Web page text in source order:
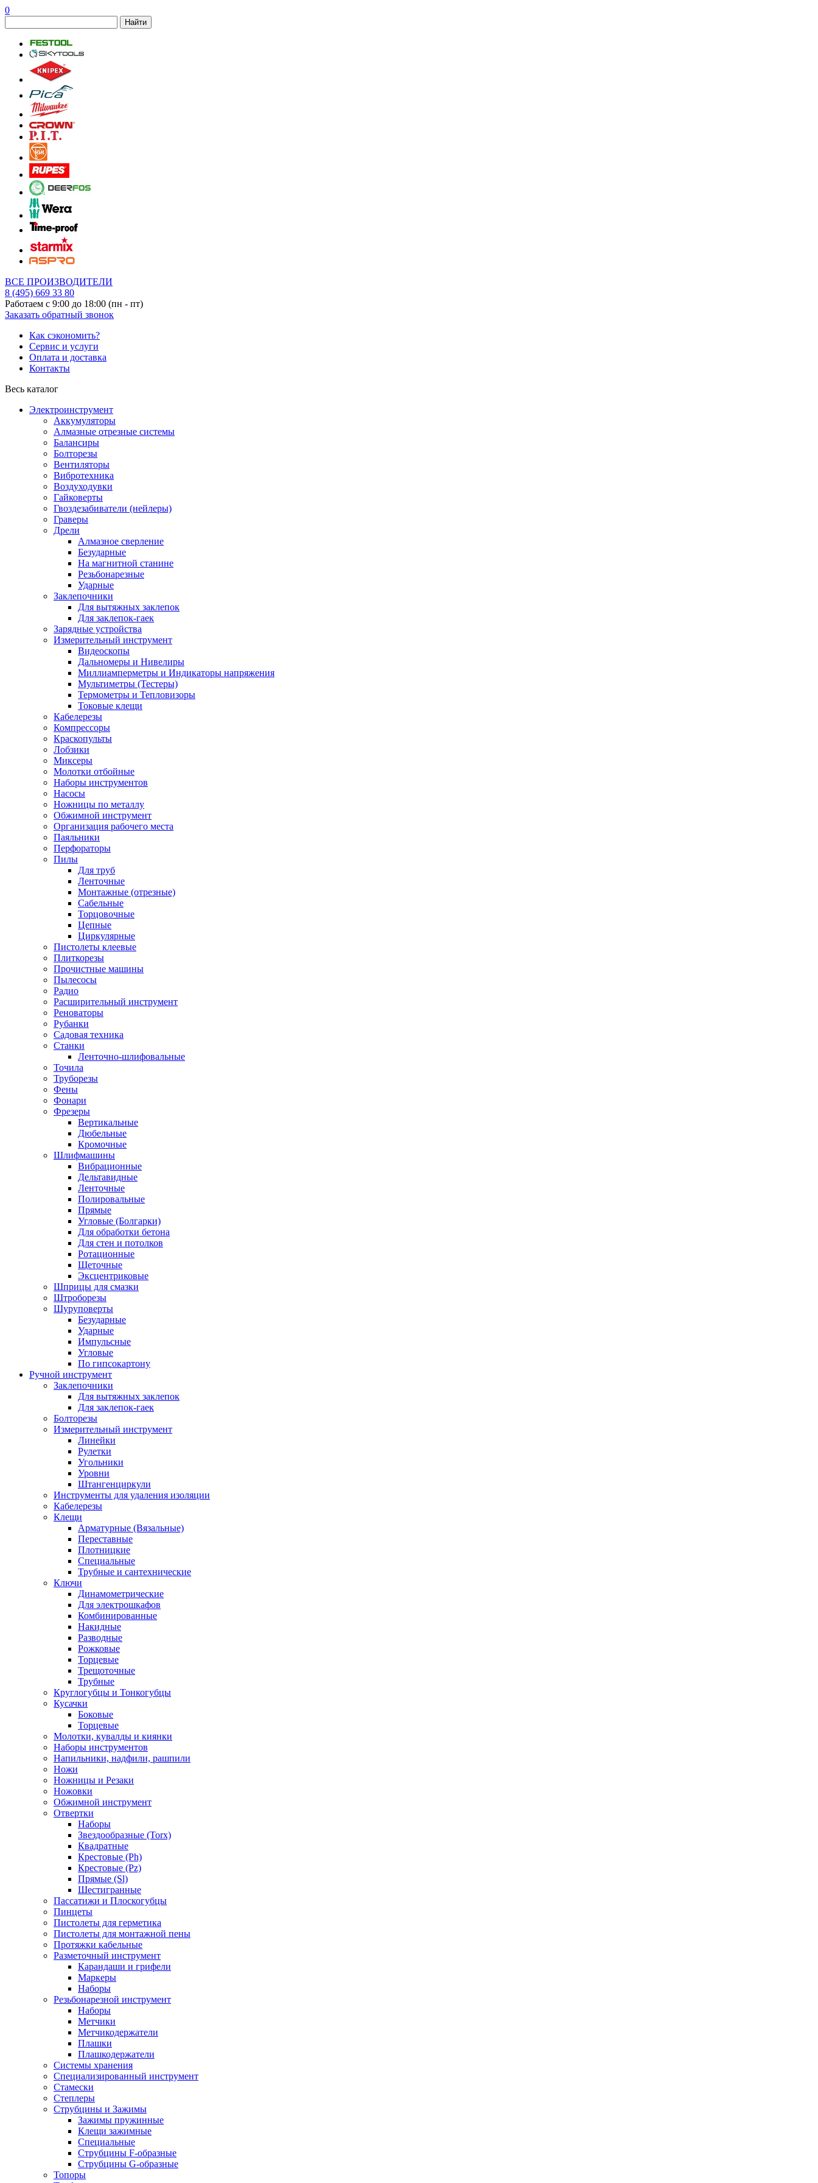
0
Найти
ВСЕ ПРОИЗВОДИТЕЛИ
8 (495) 669 33 80
Работаем с 9:00 до 18:00 (пн - пт)
Заказать обратный звонок
Как сэкономить?
Сервис и услуги
Оплата и доставка
Контакты
Весь каталог
Электроинструмент
Аккумуляторы
Алмазные отрезные системы
Балансиры
Болторезы
Вентиляторы
Вибротехника
Воздуходувки
Гайковерты
Гвоздезабиватели (нейлеры)
Граверы
Дрели
Алмазное сверление
Безударные
На магнитной станине
Резьбонарезные
Ударные
Заклепочники
Для вытяжных заклепок
Для заклепок-гаек
Зарядные устройства
Измерительный инструмент
Видеоскопы
Дальномеры и Нивелиры
Миллиамперметры и Индикаторы напряжения
Мультиметры (Тестеры)
Термометры и Тепловизоры
Токовые клещи
Кабелерезы
Компрессоры
Краскопульты
Лобзики
Миксеры
Молотки отбойные
Наборы инструментов
Насосы
Ножницы по металлу
Обжимной инструмент
Организация рабочего места
Паяльники
Перфораторы
Пилы
Для труб
Ленточные
Монтажные (отрезные)
Сабельные
Торцовочные
Цепные
Циркулярные
Пистолеты клеевые
Плиткорезы
Прочистные машины
Пылесосы
Радио
Расширительный инструмент
Реноваторы
Рубанки
Садовая техника
Станки
Ленточно-шлифовальные
Точила
Труборезы
Фены
Фонари
Фрезеры
Вертикальные
Дюбельные
Кромочные
Шлифмашины
Вибрационные
Дельтавидные
Ленточные
Полировальные
Прямые
Угловые (Болгарки)
Для обработки бетона
Для стен и потолков
Ротационные
Щеточные
Эксцентриковые
Шприцы для смазки
Штроборезы
Шуруповерты
Безударные
Ударные
Импульсные
Угловые
По гипсокартону
Ручной инструмент
Заклепочники
Для вытяжных заклепок
Для заклепок-гаек
Болторезы
Измерительный инструмент
Линейки
Рулетки
Угольники
Уровни
Штангенциркули
Инструменты для удаления изоляции
Кабелерезы
Клещи
Арматурные (Вязальные)
Переставные
Плотницкие
Специальные
Трубные и сантехнические
Ключи
Динамометрические
Для электрошкафов
Комбинированные
Накидные
Разводные
Рожковые
Торцевые
Трещоточные
Трубные
Круглогубцы и Тонкогубцы
Кусачки
Боковые
Торцевые
Молотки, кувалды и киянки
Наборы инструментов
Напильники, надфили, рашпили
Ножи
Ножницы и Резаки
Ножовки
Обжимной инструмент
Отвертки
Наборы
Звездообразные (Torx)
Квадратные
Крестовые (Ph)
Крестовые (Pz)
Прямые (Sl)
Шестигранные
Пассатижи и Плоскогубцы
Пинцеты
Пистолеты для герметика
Пистолеты для монтажной пены
Протяжки кабельные
Разметочный инструмент
Карандаши и грифели
Маркеры
Наборы
Резьбонарезной инструмент
Наборы
Метчики
Метчикодержатели
Плашки
Плашкодержатели
Системы хранения
Специализированный инструмент
Стамески
Степлеры
Струбцины и Зажимы
Зажимы пружинные
Клещи зажимные
Специальные
Струбцины F-образные
Струбцины G-образные
Топоры